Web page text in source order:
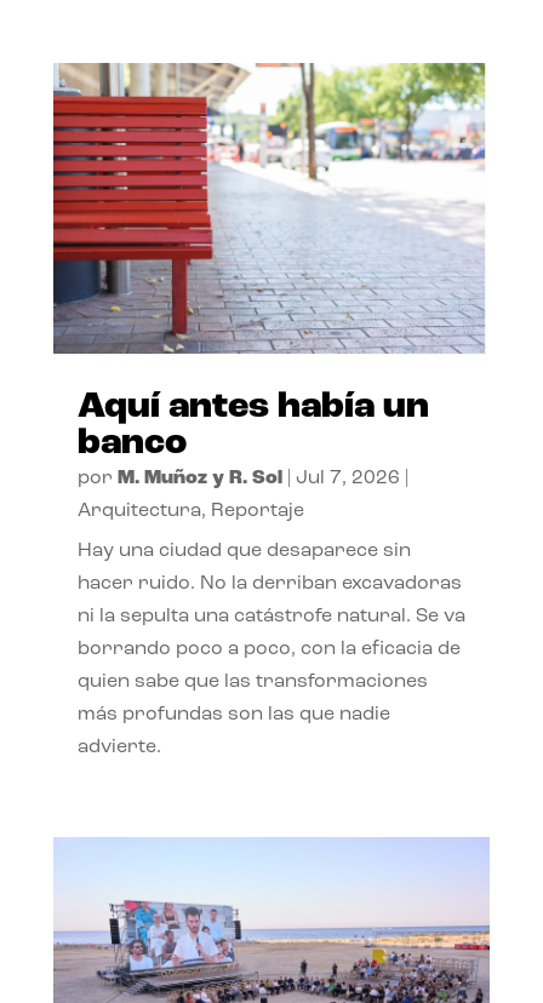
Aquí antes había un
banco
por M. Muñoz y R. Sol| Jul 7, 2026
Arquitectura, Reportaje
Hay una ciudad que desaparece sin
hacer ruido. No la derriban excavadoras
ni la sepulta una catástrofe natural. Se va
borrando poco a poco, con la eficacia de
quien sabe que las transformaciones
más profundas son las que nadie
advierte.